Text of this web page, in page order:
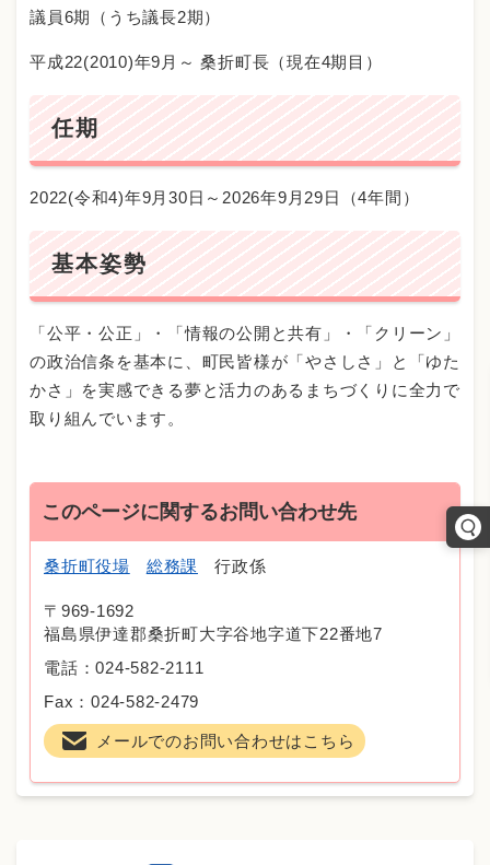
議員6期（うち議長2期）
平成22(2010)年9月～ 桑折町長（現在4期目）
任期
2022(令和4)年9月30日～2026年9月29日（4年間）
基本姿勢
「公平・公正」・「情報の公開と共有」・「クリーン」
の政治信条を基本に、町民皆様が「やさしさ」と「ゆた
かさ」を実感できる夢と活力のあるまちづくりに全力で
取り組んでいます。
このページに関するお問い合わせ先
桑折町役場 総務課 行政係
〒969-1692
福島県伊達郡桑折町大字谷地字道下22番地7
電話：024-582-2111
Fax：024-582-2479
メールでのお問い合わせはこちら